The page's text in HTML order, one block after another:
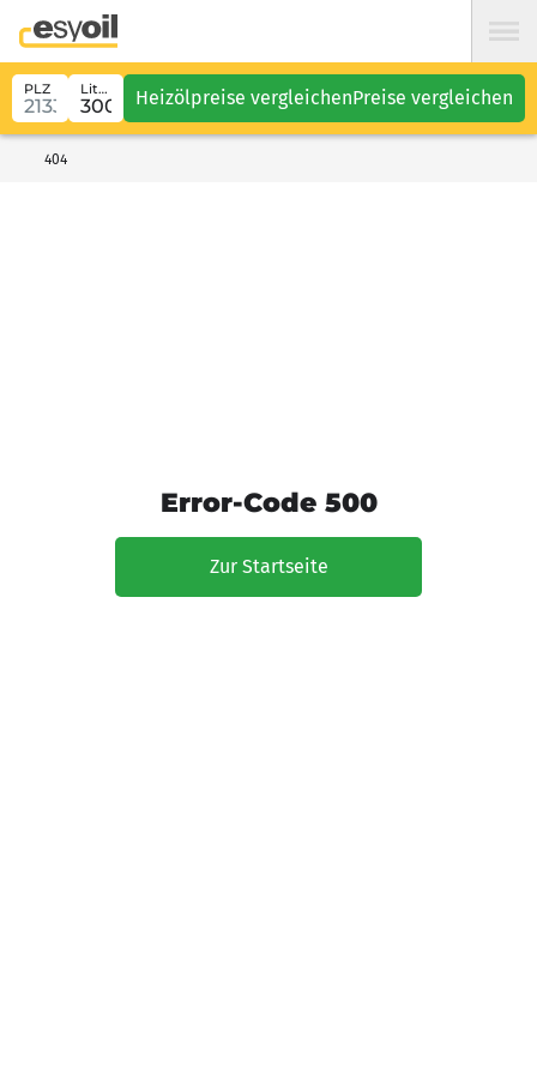
PLZ Liter Heizölpreise vergleichenPreise vergleichen
404
Error-Code 500
Zur Startseite